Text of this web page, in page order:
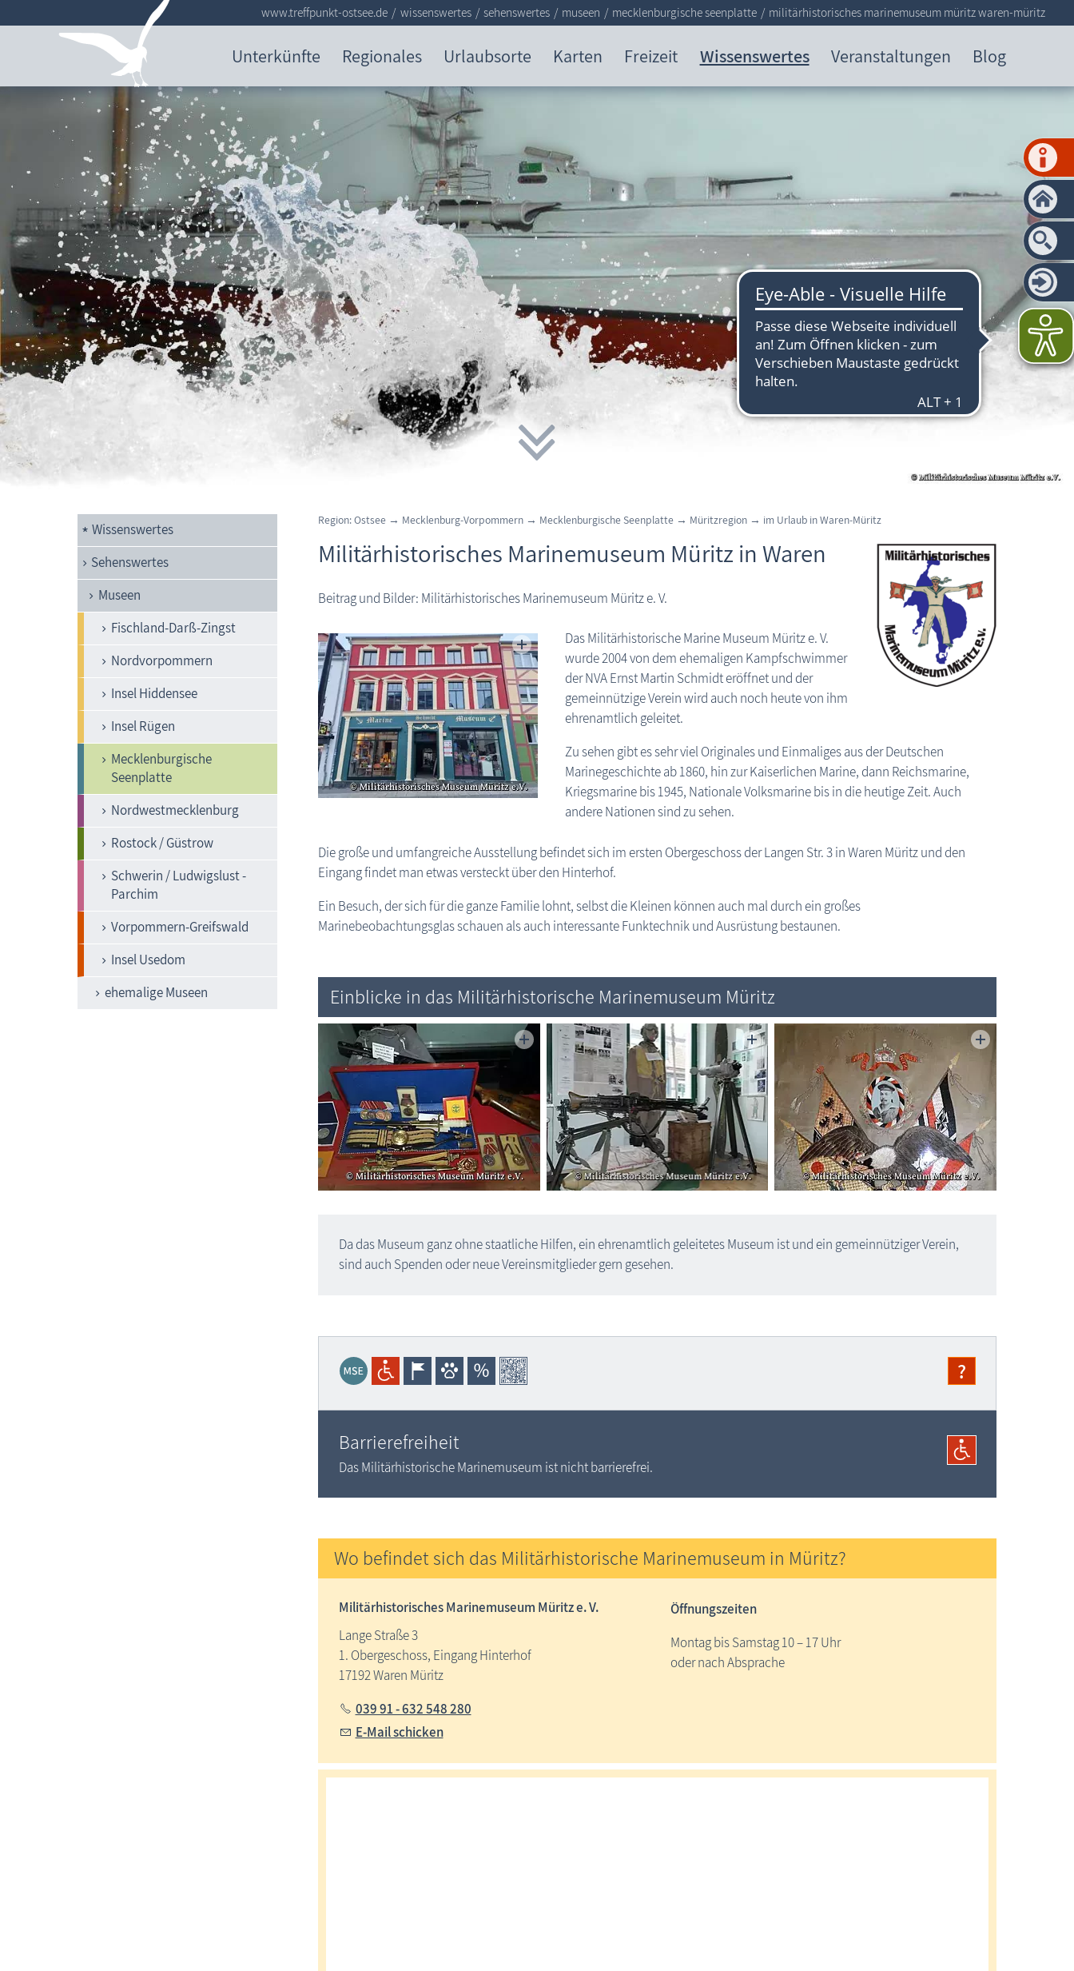
Unterkünfte Regionales Urlaubsorte Karten Freizeit Wissenswertes Veranstaltungen Blog
Waren (Müritz): Militärhistorisches Marinemuseum
www.treffpunkt-ostsee.de wissenswertes sehenswertes museen mecklenburgische seenplatte militärhistorisches marinemuseum müritz waren-müritz
Wissenswertes
Sehenswertes
Museen
Fischland-Darß-Zingst
Nordvorpommern
Insel Hiddensee
Insel Rügen
Mecklenburgische
Seenplatte
Nordwestmecklenburg
Rostock / Güstrow
Schwerin / Ludwigslust -
Parchim
Vorpommern-Greifswald
Insel Usedom
ehemalige Museen
Region: Ostsee → Mecklenburg-Vorpommern → Mecklenburgische Seenplatte → Müritzregion → im Urlaub in Waren-Müritz
Militärhistorisches Marinemuseum Müritz in Waren
Beitrag und Bilder: Militärhistorisches Marinemuseum Müritz e. V.
Das Militärhistorische Marine Museum Müritz e. V.
wurde 2004 von dem ehemaligen Kampfschwimmer
der NVA Ernst Martin Schmidt eröffnet und der
gemeinnützige Verein wird auch noch heute von ihm
ehrenamtlich geleitet.
Zu sehen gibt es sehr viel Originales und Einmaliges aus der Deutschen
Marinegeschichte ab 1860, hin zur Kaiserlichen Marine, dann Reichsmarine,
Kriegsmarine bis 1945, Nationale Volksmarine bis in die heutige Zeit. Auch
andere Nationen sind zu sehen.
Die große und umfangreiche Ausstellung befindet sich im ersten Obergeschoss der Langen Str. 3 in Waren Müritz und den
Eingang findet man etwas versteckt über den Hinterhof.
Ein Besuch, der sich für die ganze Familie lohnt, selbst die Kleinen können auch mal durch ein großes
Marinebeobachtungsglas schauen als auch interessante Funktechnik und Ausrüstung bestaunen.
Einblicke in das Militärhistorische Marinemuseum Müritz
Da das Museum ganz ohne staatliche Hilfen, ein ehrenamtlich geleitetes Museum ist und ein gemeinnütziger Verein,
sind auch Spenden oder neue Vereinsmitglieder gern gesehen.
?
Barrierefreiheit
Das Militärhistorische Marinemuseum ist nicht barrierefrei.
Wo befindet sich das Militärhistorische Marinemuseum in Müritz?
Militärhistorisches Marinemuseum Müritz e. V.
Lange Straße 3
1. Obergeschoss, Eingang Hinterhof
17192 Waren Müritz
039 91 - 632 548 280
E-Mail schicken
Öffnungszeiten
Montag bis Samstag 10 – 17 Uhr
oder nach Absprache